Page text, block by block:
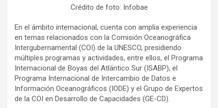
Crédito de foto: Infobae
En el ámbito internacional, cuenta con amplia experiencia
en temas relacionados con la Comisión Oceanográfica
Intergubernamental (COI) de la UNESCO, presidiendo
múltiples programas y actividades, entre ellos, el Programa
Internacional de Boyas del Atlántico Sur (ISABP), el
Programa Internacional de Intercambio de Datos e
Información Oceanográficos (IODE) y el Grupo de Expertos
de la COI en Desarrollo de Capacidades (GE-CD).